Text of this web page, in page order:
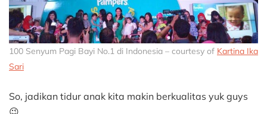
100 Senyum Pagi Bayi No.1 di Indonesia – courtesy of Kartina Ika
Sari
So, jadikan tidur anak kita makin berkualitas yuk guys